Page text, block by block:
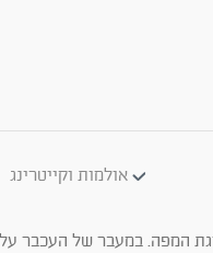
אולמות וקייטרינג
המפה. במעבר של העכבר על